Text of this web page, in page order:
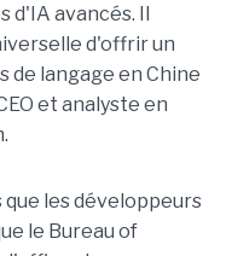
avancés. Il
d'offrir un
de langage en Chine
et analyste en
les développeurs
le Bureau of